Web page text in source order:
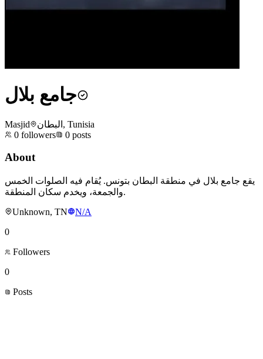
جامع بلال
Masjid
البطان, Tunisia
0 followers 0 posts
About
يقع جامع بلال في منطقة البطان بتونس. يُقام فيه الصلوات الخمس
والجمعة، ويخدم سكان المنطقة.
Unknown, TN
N/A
0
Followers
0
Posts